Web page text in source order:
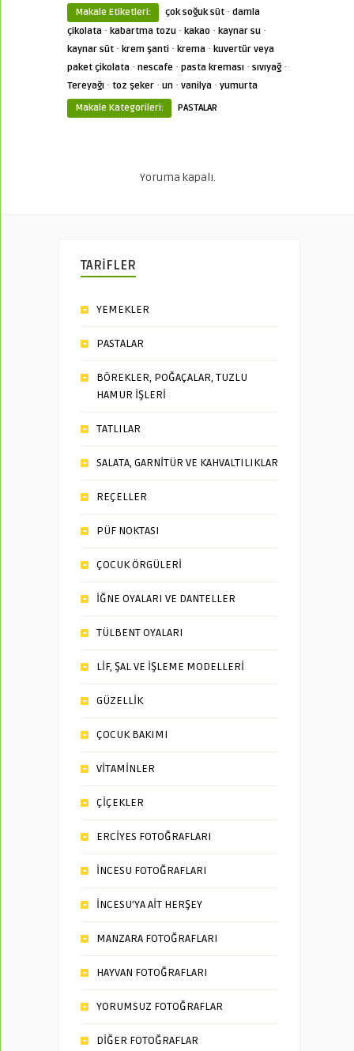
Makale Etiketleri: çok soğuk süt · damla
çikolata · kabartma tozu · kakao · kaynar su ·
kaynar süt · krem şanti · krema · kuvertür veya
paket çikolata · nescafe · pasta kreması · sıvıyağ·
Tereyağı · toz şeker · un · vanilya · yumurta
Makale Kategorileri:
PASTALAR
Yoruma kapalı.
TARİFLER
YEMEKLER
PASTALAR
BÖREKLER, POĞAÇALAR, TUZLU
HAMUR İŞLERİ
TATLILAR
SALATA, GARNİTÜR VE KAHVALTILIKLAR
REÇELLER
PÜF NOKTASI
ÇOCUK ÖRGÜLERİ
İĞNE OYALARI VE DANTELLER
TÜLBENT OYALARI
LİF, ŞAL VE İŞLEME MODELLERİ
GÜZELLİK
ÇOCUK BAKIMI
VİTAMİNLER
ÇİÇEKLER
ERCİYES FOTOĞRAFLARI
İNCESU FOTOĞRAFLARI
İNCESU’YA AİT HERŞEY
MANZARA FOTOĞRAFLARI
HAYVAN FOTOĞRAFLARI
YORUMSUZ FOTOĞRAFLAR
DİĞER FOTOĞRAFLAR